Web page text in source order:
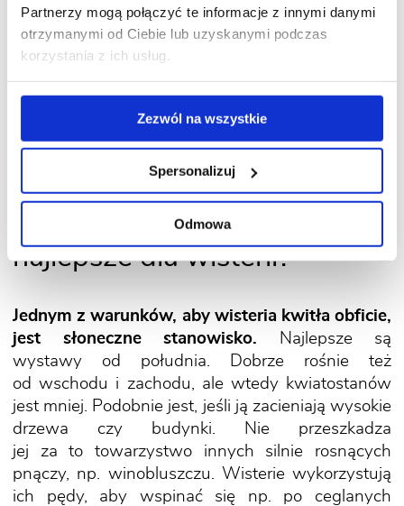
Partnerzy mogą połączyć te informacje z innymi danymi
otrzymanymi od Ciebie lub uzyskanymi podczas
korzystania z ich usług.
Zezwól na wszystkie
Spersonalizuj
Odmowa
2. Jakie stanowisko jest
najlepsze dla wisterii?
Jednym z warunków, aby wisteria kwitła obficie,
jest słoneczne stanowisko. Najlepsze są
wystawy od południa. Dobrze rośnie też
od wschodu i zachodu, ale wtedy kwiatostanów
jest mniej. Podobnie jest, jeśli ją zacieniają wysokie
drzewa czy budynki. Nie przeszkadza
jej za to towarzystwo innych silnie rosnących
pnączy, np. winobluszczu. Wisterie wykorzystują
ich pędy, aby wspinać się np. po ceglanych